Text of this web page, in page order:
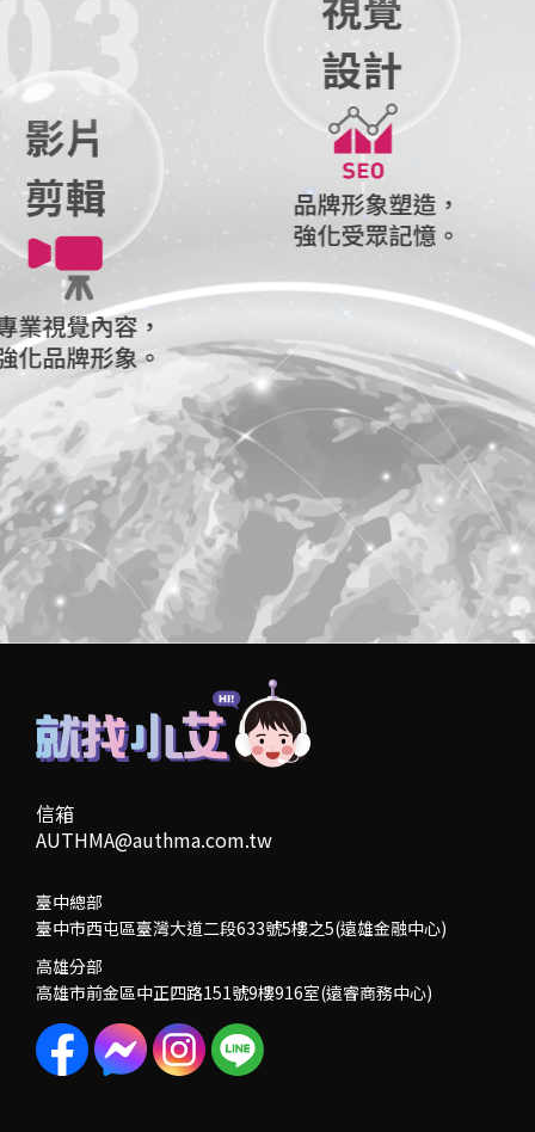
信箱
AUTHMA@authma.com.tw
臺中總部
臺中市西屯區臺灣大道二段633號5樓之5(遠雄金融中心)
高雄分部
高雄市前金區中正四路151號9樓916室(遠睿商務中心)